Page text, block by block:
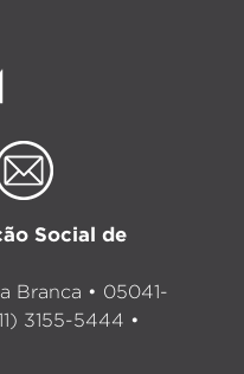
Social de
Branca • 05041-
3155-5444 •